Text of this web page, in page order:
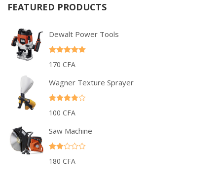
FEATURED PRODUCTS
Dewalt Power Tools
out of 5
170 CFA
Wagner Texture Sprayer
4.00 out
100 CFA
Saw Machine
d
180 CFA